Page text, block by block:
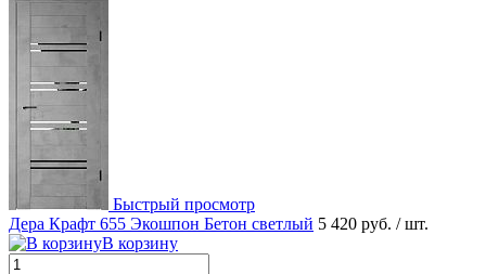
Быстрый просмотр
Дера Крафт 655 Экошпон Бетон светлый 5 420 руб. / шт.
В корзину